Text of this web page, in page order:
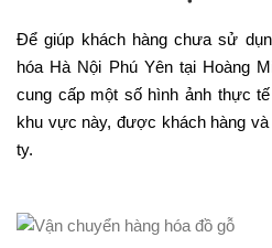
Để giúp khách hàng chưa sử
hóa Hà Nội Phú Yên tại Hoàng
cung cấp một số hình ảnh thực
khu vực này, được khách hàng
ty.